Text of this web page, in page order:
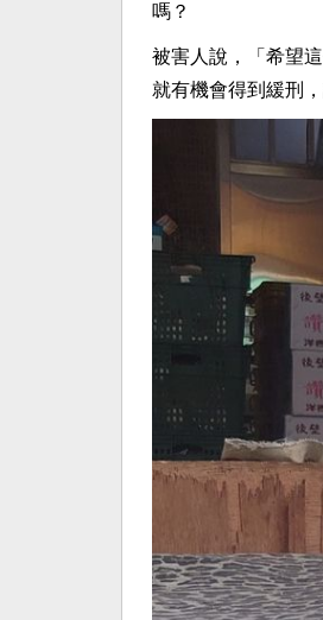
嗎？
被害人說，「希望
就有機會得到緩刑